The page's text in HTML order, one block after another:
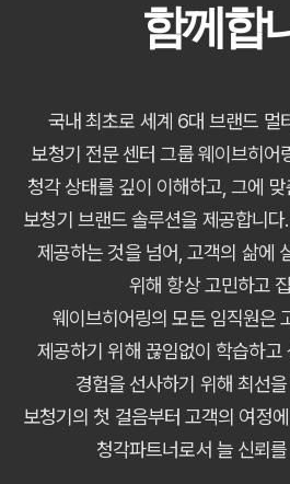
함께합
국내 최초로 세계 6대 브랜드 멀
보청기 전문 센터 그룹 웨이브히어
청각 상태를 깊이 이해하고, 그에
보청기 브랜드 솔루션을 제공합니
제공하는 것을 넘어, 고객의 삶에
위해 항상 고민하고
웨이브히어링의 모든 임직원은
제공하기 위해 끊임없이 학습하고
경험을 선사하기 위해 최선
보청기의 첫 걸음부터 고객의 여정
청각파트너로서 늘 신뢰